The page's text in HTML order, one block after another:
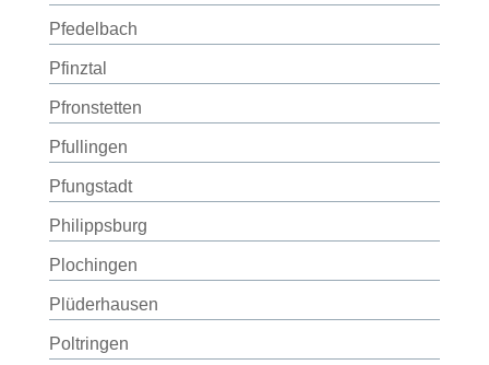
Pfedelbach
Pfinztal
Pfronstetten
Pfullingen
Pfungstadt
Philippsburg
Plochingen
Plüderhausen
Poltringen